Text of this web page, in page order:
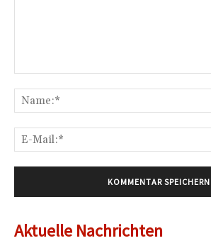
Aktuelle Nachrichten